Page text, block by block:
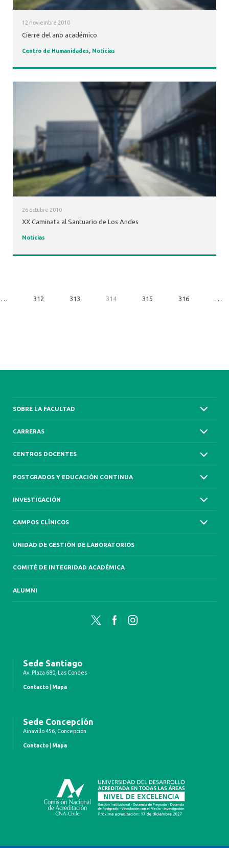
12 noviembre 2010
Cierre del año académico
Centro de Humanidades, Noticias
26 octubre 2010
XX Caminata al Santuario de Los Andes
Noticias
… 312 313 314 315 316 …
SOBRE LA FACULTAD
CARRERAS
CENTROS DOCENTES
POSTGRADOS Y EDUCACIÓN CONTINUA
INVESTIGACIÓN
CAMPOS CLÍNICOS
UNIDAD DE GESTIÓN DE LABORATORIOS
COMITÉ DE INTEGRIDAD ACADÉMICA
ALUMNI
Twitter FacebookInstagram
Sede Santiago
Av. Plaza 680, Las Condes
Contacto Mapa
Sede Concepción
Ainavillo 456, Concepción
Contacto Mapa